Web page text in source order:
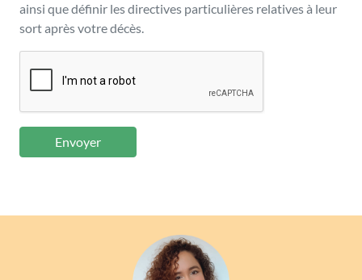
ainsi que définir les directives particulières relatives à leur
sort après votre décès.
Envoyer